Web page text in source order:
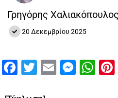
Γρηγόρης Χαλιακόπουλος
20 Δεκεμβρίου 2025
Facebook
Twitter
Email